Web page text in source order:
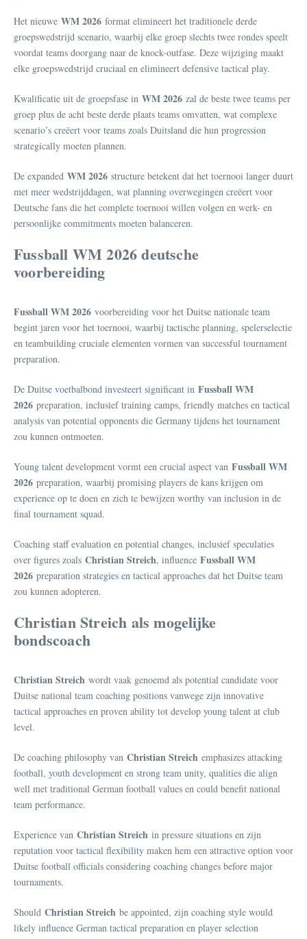
Het nieuwe WM 2026 format elimineert het traditionele derde
groepswedstrijd scenario, waarbij elke groep slechts twee rondes speelt
voordat teams doorgang naar de knock-outfase. Deze wijziging maakt
elke groepswedstrijd cruciaal en elimineert defensive tactical play.
Kwalificatie uit de groepsfase in WM 2026 zal de beste twee teams per
groep plus de acht beste derde plaats teams omvatten, wat complexe
scenario’s creëert voor teams zoals Duitsland die hun progression
strategically moeten plannen.
De expanded WM 2026 structure betekent dat het toernooi langer duurt
met meer wedstrijddagen, wat planning overwegingen creëert voor
Deutsche fans die het complete toernooi willen volgen en werk- en
persoonlijke commitments moeten balanceren.
Fussball WM 2026 deutsche
voorbereiding
Fussball WM 2026 voorbereiding voor het Duitse nationale team
begint jaren voor het toernooi, waarbij tactische planning, spelerselectie
en teambuilding cruciale elementen vormen van successful tournament
preparation.
De Duitse voetbalbond investeert significant in Fussball WM
2026 preparation, inclusief training camps, friendly matches en tactical
analysis van potential opponents die Germany tijdens het tournament
zou kunnen ontmoeten.
Young talent development vormt een crucial aspect van Fussball WM
2026 preparation, waarbij promising players de kans krijgen om
experience op te doen en zich te bewijzen worthy van inclusion in de
final tournament squad.
Coaching staff evaluation en potential changes, inclusief speculaties
over figures zoals Christian Streich, influence Fussball WM
2026 preparation strategies en tactical approaches dat het Duitse team
zou kunnen adopteren.
Christian Streich als mogelijke
bondscoach
Christian Streich wordt vaak genoemd als potential candidate voor
Duitse national team coaching positions vanwege zijn innovative
tactical approaches en proven ability tot develop young talent at club
level.
De coaching philosophy van Christian Streich emphasizes attacking
football, youth development en strong team unity, qualities die align
well met traditional German football values en could benefit national
team performance.
Experience van Christian Streich in pressure situations en zijn
reputation voor tactical flexibility maken hem een attractive option voor
Duitse football officials considering coaching changes before major
tournaments.
Should Christian Streich be appointed, zijn coaching style would
likely influence German tactical preparation en player selection